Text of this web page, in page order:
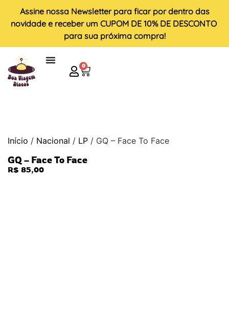
Assine nossa Newsletter para ficar por dentro das
novidade e receber um CUPOM DE 10% DE DESCONTO
para sua próxima compra!
0
Início / Nacional / LP / GQ – Face To Face
GQ – Face To Face
R$ 85,00